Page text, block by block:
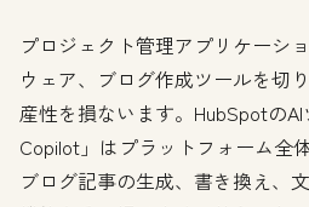
プロジェクト管理アプリケーシ
ウェア、ブログ作成ツールを切
産性を損ないます。HubSpotの
Copilot」はプラットフォーム全
ブログ記事の生成、書き換え、